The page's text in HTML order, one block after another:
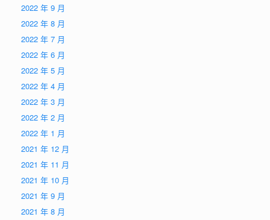
2022 年 9 月
2022 年 8 月
2022 年 7 月
2022 年 6 月
2022 年 5 月
2022 年 4 月
2022 年 3 月
2022 年 2 月
2022 年 1 月
2021 年 12 月
2021 年 11 月
2021 年 10 月
2021 年 9 月
2021 年 8 月